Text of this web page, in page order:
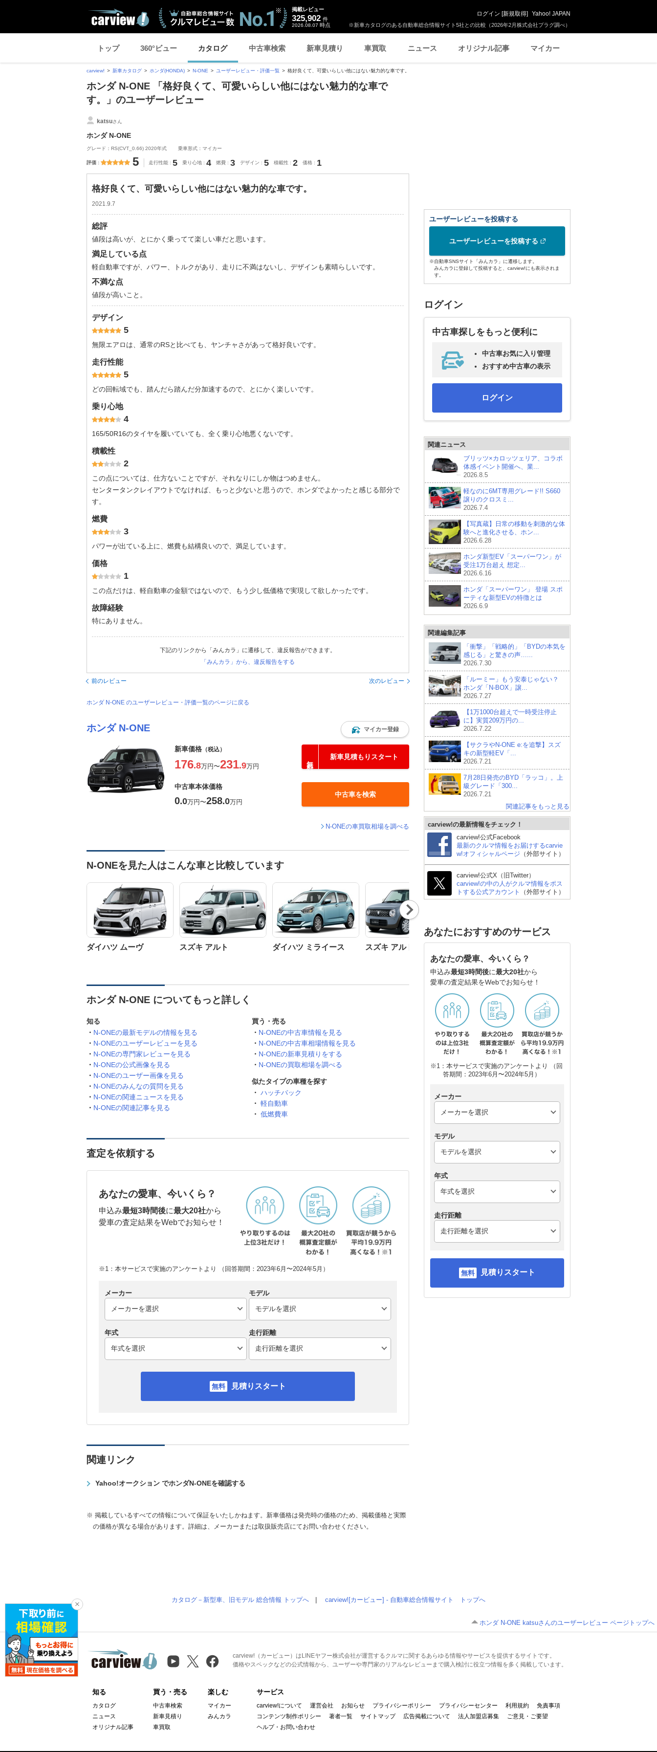
※新車カタログのある自動車総合情報サイト5社との比較（2026年2月株式会社プラグ調べ）
掲載レビュー
325,902 件
2026.08.07 時点
ログイン [新規取得] Yahoo! JAPAN
トップ 360°ビュー カタログ 中古車検索 新車見積り 車買取 ニュース オリジナル記事 マイカー
carview! 新車カタログ ホンダ(HONDA) N-ONE ユーザーレビュー・評価一覧 格好良くて、可愛いらしい他にはない魅力的な車です。
ホンダ N-ONE 「格好良くて、可愛いらしい他にはない魅力的な車で
す。」のユーザーレビュー
katsuさん
ホンダ N-ONE
グレード：RS(CVT_0.66) 2020年式 乗車形式：マイカー
評価 5 走行性能 5 乗り心地 4 燃費 3 デザイン 5 積載性 2 価格 1
格好良くて、可愛いらしい他にはない魅力的な車です。
2021.9.7
総評
値段は高いが、とにかく乗ってて楽しい車だと思います。
満足している点
軽自動車ですが、パワー、トルクがあり、走りに不満はないし、デザインも素晴らしいです。
不満な点
値段が高いこと。
デザイン
5
無限エアロは、通常のRSと比べても、ヤンチャさがあって格好良いです。
走行性能
5
どの回転域でも、踏んだら踏んだ分加速するので、とにかく楽しいです。
乗り心地
4
165/50R16のタイヤを履いていても、全く乗り心地悪くないです。
積載性
2
この点については、仕方ないことですが、それなりにしか物はつめません。
センタータンクレイアウトでなければ、もっと少ないと思うので、ホンダでよかったと感じる部分で
す。
燃費
3
パワーが出ている上に、燃費も結構良いので、満足しています。
価格
1
この点だけは、軽自動車の金額ではないので、もう少し低価格で実現して欲しかったです。
故障経験
特にありません。
下記のリンクから「みんカラ」に遷移して、違反報告ができます。
「みんカラ」から、違反報告をする
前のレビュー 次のレビュー
ホンダ N-ONE のユーザーレビュー・評価一覧のページに戻る
ホンダ N-ONE マイカー登録
新車価格 （税込）
176.8万円〜231.9万円
新車見積もりスタート
中古車本体価格
0.0万円〜258.0万円
中古車を検索
N-ONEの車買取相場を調べる
N-ONEを見た人はこんな車と比較しています
ダイハツ ムーヴ スズキ アルト ダイハツ ミライース スズキ アルトラパン
Nex
t
ホンダ N-ONE についてもっと詳しく
知る
N-ONEの最新モデルの情報を見る
N-ONEのユーザーレビューを見る
N-ONEの専門家レビューを見る
N-ONEの公式画像を見る
N-ONEのユーザー画像を見る
N-ONEのみんなの質問を見る
N-ONEの関連ニュースを見る
N-ONEの関連記事を見る
買う・売る
N-ONEの中古車情報を見る
N-ONEの中古車相場情報を見る
N-ONEの新車見積りをする
N-ONEの買取相場を調べる
似たタイプの車種を探す
ハッチバック
軽自動車
低燃費車
査定を依頼する
あなたの愛車、今いくら？
申込み最短3時間後に最大20社から
愛車の査定結果をWebでお知らせ！
※1：本サービスで実施のアンケートより （回答期間：2023年6月〜2024年5月）
メーカー モデル
年式 走行距離
見積りスタート
関連リンク
Yahoo!オークション でホンダN-ONEを確認する
※ 掲載しているすべての情報について保証をいたしかねます。新車価格は発売時の価格のため、掲載価格と実際
の価格が異なる場合があります。詳細は、メーカーまたは取扱販売店にてお問い合わせください。
ユーザーレビューを投稿する
ユーザーレビューを投稿する
※自動車SNSサイト「みんカラ」に遷移します。
みんカラに登録して投稿すると、carview!にも表示されま
す。
ログイン
中古車探しをもっと便利に
中古車お気に入り管理
おすすめ中古車の表示
ログイン
関連ニュース
ブリッツ×カロッツェリア、コラボ
体感イベント開催へ、業...
2026.8.5
軽なのに6MT専用グレード!! S660
譲りのクロスミ...
2026.7.4
【写真蔵】日常の移動を刺激的な体
験へと進化させる、ホン...
2026.6.28
ホンダ新型EV「スーパーワン」が
受注1万台超え 想定...
2026.6.16
ホンダ「スーパーワン」 登場 スポ
ーティな新型EVの特徴とは
2026.6.9
関連編集記事
「衝撃」「戦略的」「BYDの本気を
感じる」と驚きの声…...
2026.7.30
「ルーミー」もう安泰じゃない？
ホンダ「N-BOX」譲...
2026.7.27
【1万1000台超えで一時受注停止
に】実質209万円の...
2026.7.22
【サクラやN-ONE e:を追撃】スズ
キの新型軽EV「...
2026.7.21
7月28日発売のBYD「ラッコ」。上
級グレード「300...
2026.7.21
関連記事をもっと見る
carview!の最新情報をチェック！
carview!公式Facebook
最新のクルマ情報をお届けするcarvie
w!オフィシャルページ （外部サイト）
carview!公式X（旧Twitter）
carview!の中の人がクルマ情報をポス
トする公式アカウント
（外部サイト）
あなたにおすすめのサービス
あなたの愛車、今いくら？
申込み最短3時間後に最大20社から
愛車の査定結果をWebでお知らせ！
※1：本サービスで実施のアンケートより （回
答期間：2023年6月〜2024年5月）
メーカー
モデル
年式
走行距離
見積りスタート
カタログ－新型車、旧モデル 総合情報 トップへ carview![カービュー] - 自動車総合情報サイト トップへ
ホンダ N-ONE katsuさんのユーザーレビュー ページトップへ
carview!（カービュー）はLINEヤフー株式会社が運営するクルマに関するあらゆる情報やサービスを提供するサイトです。
価格やスペックなどの公式情報から、ユーザーや専門家のリアルなレビューまで購入検討に役立つ情報を多く掲載しています。
知る
カタログ
ニュース
オリジナル記事
買う・売る
中古車検索
新車見積り
車買取
楽しむ
マイカー
みんカラ
サービス
carview!について 運営会社 お知らせ プライバシーポリシー プライバシーセンター 利用規約
免責事項
コンテンツ制作ポリシー
著者一覧 サイトマップ 広告掲載について 法人加盟店募集
ご意見・ご要望
ヘルプ・お問い合わせ